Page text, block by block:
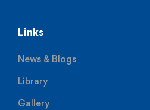
Links
News & Blogs
Library
Gallery